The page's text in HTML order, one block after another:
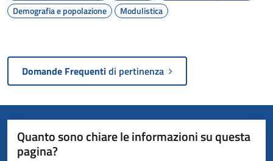
Demografia e popolazione
Modulistica
Domande Frequentidi pertinenza
Quanto sono chiare le informazioni su questa
pagina?